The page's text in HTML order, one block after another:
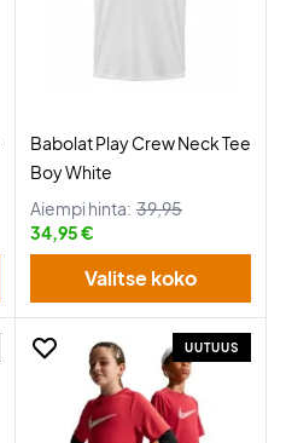
Babolat Play Crew Neck Tee
Boy White
Aiempi hinta: 39,95
34,95 €
Valitse koko
UUTUUS